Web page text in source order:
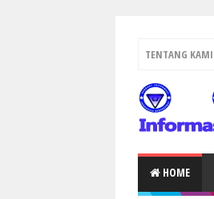
TENTANG KAMI
HOME